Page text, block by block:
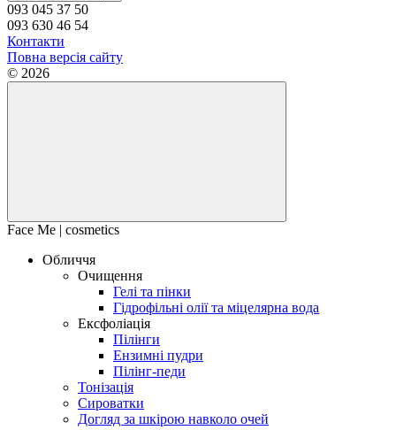
093 045 37 50
093 630 46 54
Контакти
Повна версія сайту
© 2026
Face Me | cosmetics
Обличчя
Очищення
Гелі та пінки
Гідрофільні олії та міцелярна вода
Ексфоліація
Пілінги
Ензимні пудри
Пілінг-педи
Тонізація
Сироватки
Догляд за шкірою навколо очей